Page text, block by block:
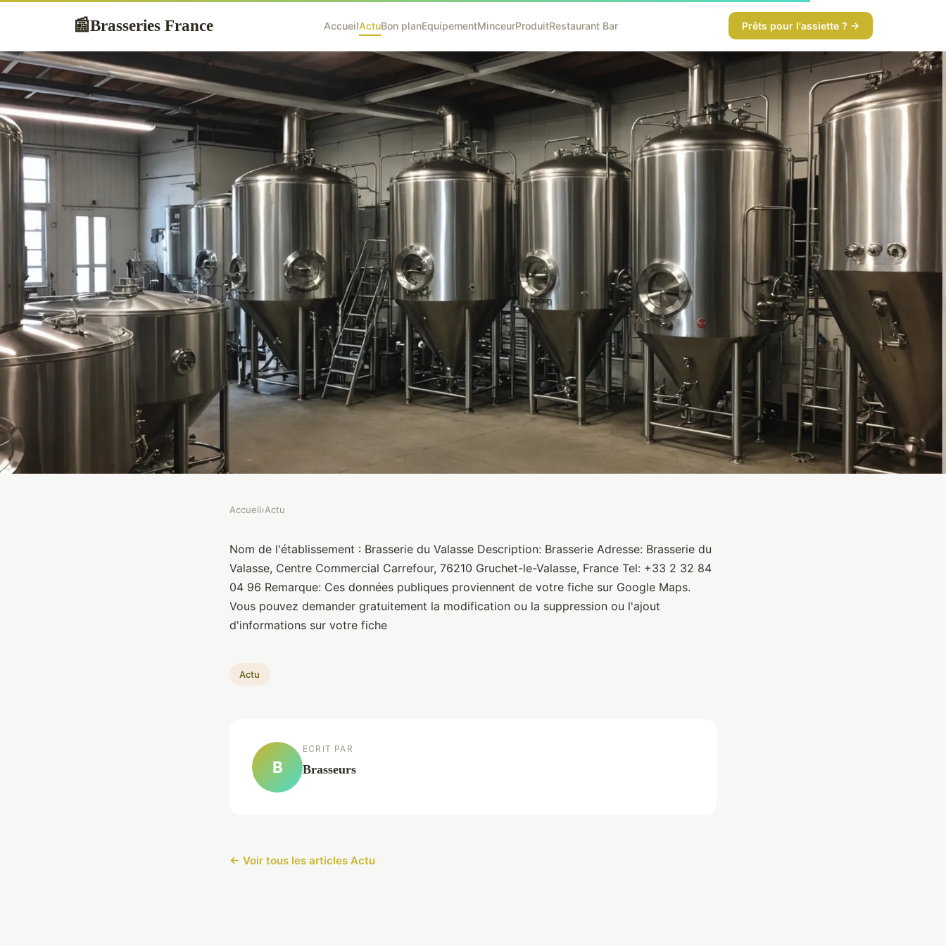
📰Brasseries France AccueilActuBon planEquipementMinceurProduitRestaurant Bar Prêts pour l'assiette ? →
Brasserie du Valasse
Accueil›Actu
Nom de l'établissement : Brasserie du Valasse Description: Brasserie Adresse: Brasserie du
Valasse, Centre Commercial Carrefour, 76210 Gruchet-le-Valasse, France Tel: +33 2 32 84
04 96 Remarque: Ces données publiques proviennent de votre fiche sur Google Maps.
Vous pouvez demander gratuitement la modification ou la suppression ou l'ajout
d'informations sur votre fiche
Actu
B
ECRIT PAR
Brasseurs
← Voir tous les articles Actu